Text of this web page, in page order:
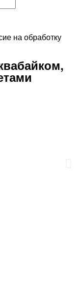
на обработку